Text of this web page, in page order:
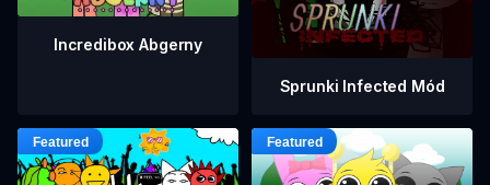
Incredibox Abgerny
Sprunki Infected Mód